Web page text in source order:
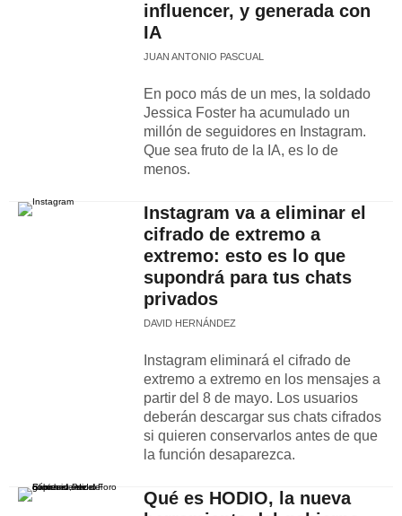
influencer, y generada con
IA
JUAN ANTONIO PASCUAL
En poco más de un mes, la soldado
Jessica Foster ha acumulado un
millón de seguidores en Instagram.
Que sea fruto de la IA, es lo de
menos.
Instagram va a eliminar el
cifrado de extremo a
extremo: esto es lo que
supondrá para tus chats
privados
DAVID HERNÁNDEZ
Instagram eliminará el cifrado de
extremo a extremo en los mensajes a
partir del 8 de mayo. Los usuarios
deberán descargar sus chats cifrados
si quieren conservarlos antes de que
la función desaparezca.
Qué es HODIO, la nueva